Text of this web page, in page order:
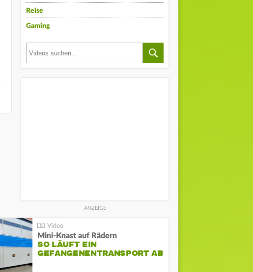
Reise
Gaming
Mini-Knast auf Rädern
SO LÄUFT EIN
GEFANGENENTRANSPORT AB